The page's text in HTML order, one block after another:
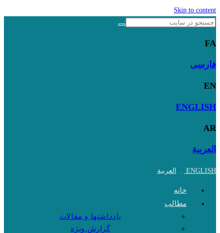
Skip to content
FA
فارسی
EN
ENGLISH
AR
العربية
ENGLISH
. العربية
خانه
مطالب
یادداشتها و مقالات
گزارش ویژه